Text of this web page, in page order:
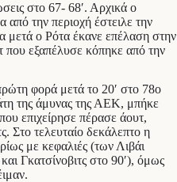
στο 67- 68′. Αρχικά ο
την περιοχή έστειλε την
μετά ο Ρότα έκανε επέλαση στην
που εξαπέλυσε κόπηκε από την
φορά μετά το 20′ στο 78ο
της άμυνας της ΑΕΚ, μπήκε
επιχείρησε πέρασε άουτ,
Στο τελευταίο δεκάλεπτο η
με κεφαλιές (των Λιβάι
Γκατσίνοβιτς στο 90′), όμως